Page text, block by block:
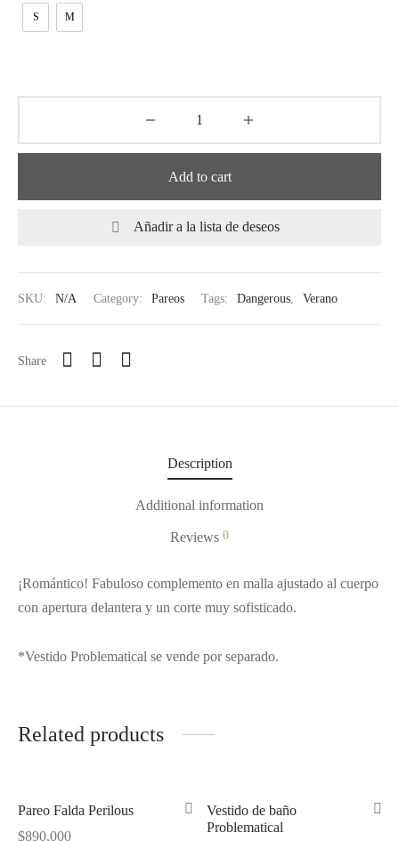
S M
Add to cart
Añadir a la lista de deseos
SKU: N/A Category: Pareos Tags: Dangerous Verano
Share
Description
Additional information
Reviews 0
¡Romántico! Fabuloso complemento en malla ajustado al cuerpo
con apertura delantera y un corte muy sofisticado.
*Vestido Problematical se vende por separado.
Related products
Pareo Falda Perilous
$890,000
Vestido de baño
Problematical
De Baño
Anteriores